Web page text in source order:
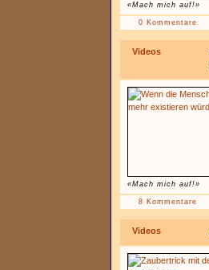
«Mach mich auf!»
0 Kommentare
Videos
«Mach mich auf!»
8 Kommentare
Videos